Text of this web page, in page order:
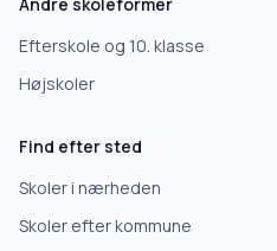
10. klasse
Erhvervsuddannelse
Efterskole og 10. klasse
Højskoler
Find efter sted
Skoler i nærheden
Skoler efter kommune